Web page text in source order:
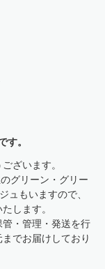
す。
ざいます。
グリーン・グリー
ュもいますので、
します。
・管理・発送を行
でお届けしており